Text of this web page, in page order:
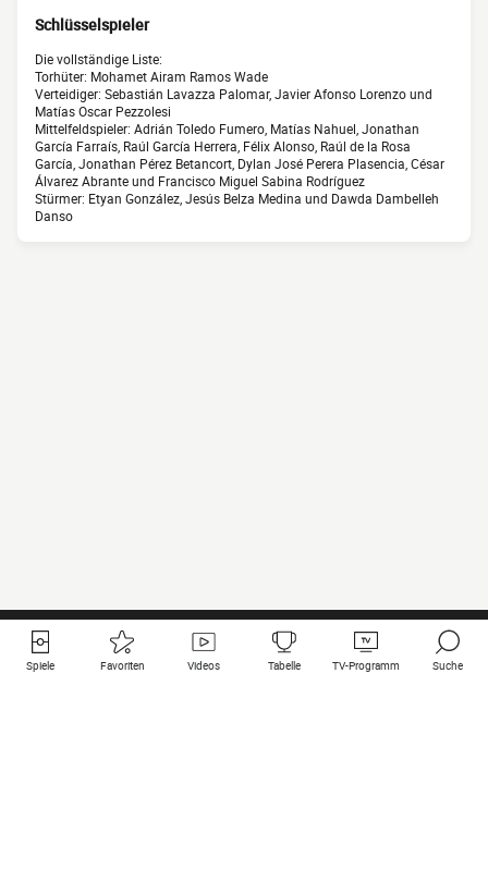
Schlüsselspieler
Die vollständige Liste:
Torhüter: Mohamet Airam Ramos Wade
Verteidiger: Sebastián Lavazza Palomar, Javier Afonso Lorenzo und
Matías Oscar Pezzolesi
Mittelfeldspieler: Adrián Toledo Fumero, Matías Nahuel, Jonathan
García Farraís, Raúl García Herrera, Félix Alonso, Raúl de la Rosa
García, Jonathan Pérez Betancort, Dylan José Perera Plasencia, César
Álvarez Abrante und Francisco Miguel Sabina Rodríguez
Stürmer: Etyan González, Jesús Belza Medina und Dawda Dambelleh
Danso
Spiele Favoriten Videos Tabelle TV-Programm Suche